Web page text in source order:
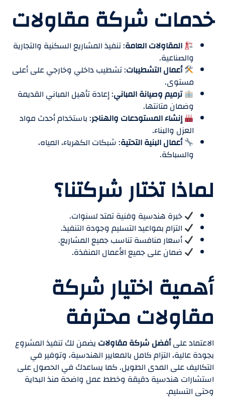
خدمات شركة مقاولات
المقاولات العامة: تنفيذ المشاريع السكنية والتجارية
والصناعية.
أعمال التشطيبات: تشطيب داخلي وخارجي على أعلى
مستوى.
ترميم وصيانة المباني: إعادة تأهيل المباني القديمة
وضمان متانتها.
إنشاء المستودعات والهناجر: باستخدام أحدث مواد
العزل والبناء.
أعمال البنية التحتية: شبكات الكهرباء، المياه،
والسباكة.
لماذا تختار شركتنا؟
خبرة هندسية وفنية تمتد لسنوات.
التزام بمواعيد التسليم وجودة التنفيذ.
أسعار منافسة تناسب جميع المشاريع.
ضمان على جميع الأعمال المنفذة.
أهمية اختيار شركة
مقاولات محترفة
الاعتماد علىأفضل شركة مقاولات يضمن لك تنفيذ المشروع
بجودة عالية، التزام كامل بالمعايير الهندسية، وتوفير في
التكاليف على المدى الطويل. كما يساعدك في الحصول على
استشارات هندسية دقيقة وخطط عمل واضحة منذ البداية
وحتى التسليم.